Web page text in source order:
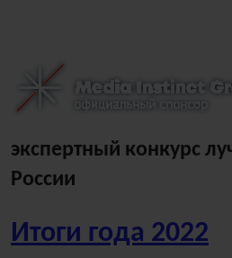
экспертный конкурс
России
Итоги года 2022